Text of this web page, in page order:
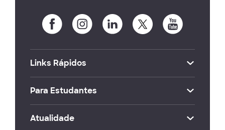
Links Rápidos
Para Estudantes
Atualidade